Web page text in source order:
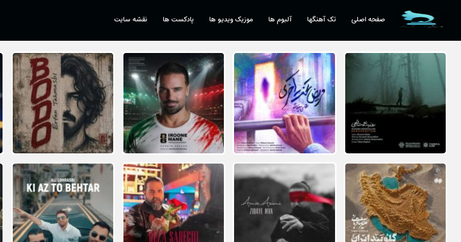
صفحه اصلی تک آهنگها آلبوم ها موزیک ویدیو ها پادکست ها نقشه سایت